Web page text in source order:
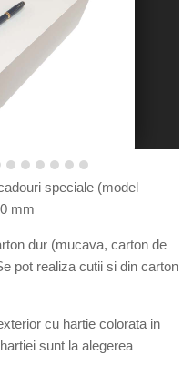
speciale (model
mm
dur (mucava, carton de
pot realiza cutii si din carton
cu hartie colorata in
sunt la alegerea